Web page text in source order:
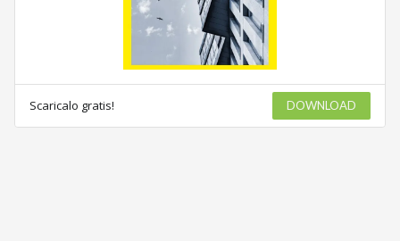
Scaricalo gratis! DOWNLOAD